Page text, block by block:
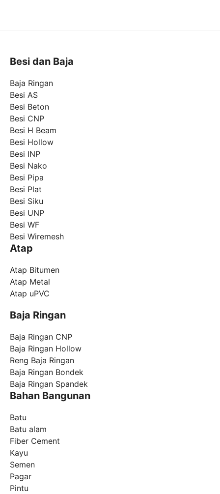
Besi dan Baja
Baja Ringan
Besi AS
Besi Beton
Besi CNP
Besi H Beam
Besi Hollow
Besi INP
Besi Nako
Besi Pipa
Besi Plat
Besi Siku
Besi UNP
Besi WF
Besi Wiremesh
Atap
Atap Bitumen
Atap Metal
Atap uPVC
Baja Ringan
Baja Ringan CNP
Baja Ringan Hollow
Reng Baja Ringan
Baja Ringan Bondek
Baja Ringan Spandek
Bahan Bangunan
Batu
Batu alam
Fiber Cement
Kayu
Semen
Pagar
Pintu